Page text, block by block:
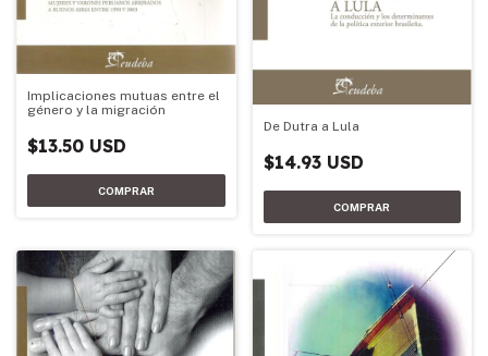
Implicaciones mutuas entre el
género y la migración
$13.50 USD
De Dutra a Lula
$14.93 USD